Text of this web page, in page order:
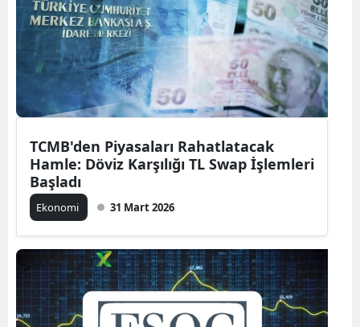
TCMB'den Piyasaları Rahatlatacak
Hamle: Döviz Karşılığı TL Swap İşlemleri
Başladı
Ekonomi 31 Mart 2026